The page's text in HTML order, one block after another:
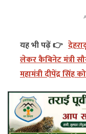
यह भी पढ़ें 👉
लेकर कैबिनेट मंत्री
महामंत्री दीपेंद्र सिंह